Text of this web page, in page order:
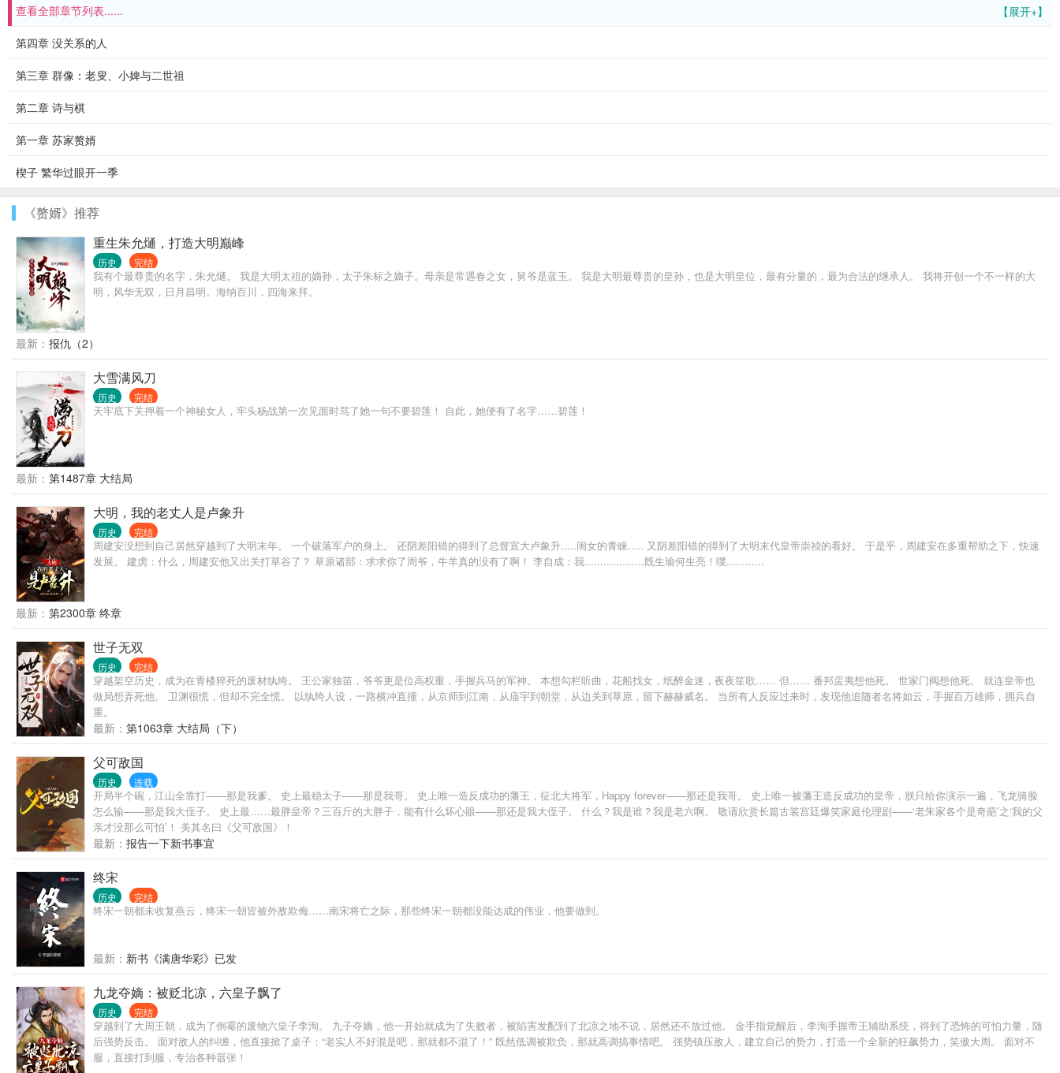
【展开+】
查看全部章节列表......
第四章 没关系的人
第三章 群像：老叟、小婢与二世祖
第二章 诗与棋
第一章 苏家赘婿
楔子 繁华过眼开一季
《赘婿》推荐
重生朱允熥，打造大明巅峰
历史 完结
我有个最尊贵的名字，朱允熥。 我是大明太祖的嫡孙，太子朱标之嫡子。母亲是常遇春之女，舅爷是蓝玉。 我是大明最尊贵的皇孙，也是大明皇位，最有分量的，最为合法的继承人。 我将开创一个不一样的大
明，风华无双，日月昌明。海纳百川，四海来拜。
最新： 报仇（2）
大雪满风刀
历史 完结
天牢底下关押着一个神秘女人，牢头杨战第一次见面时骂了她一句不要碧莲！ 自此，她便有了名字……碧莲！
最新： 第1487章 大结局
大明，我的老丈人是卢象升
历史 完结
周建安没想到自己居然穿越到了大明末年。 一个破落军户的身上。 还阴差阳错的得到了总督宣大卢象升.....闺女的青睐..... 又阴差阳错的得到了大明末代皇帝崇祯的看好。 于是乎，周建安在多重帮助之下，快速
发展。 建虏：什么，周建安他又出关打草谷了？ 草原诸部：求求你了周爷，牛羊真的没有了啊！ 李自成：我...................既生瑜何生亮！噗............
最新： 第2300章 终章
世子无双
历史 完结
穿越架空历史，成为在青楼猝死的废材纨绔。 王公家独苗，爷爷更是位高权重，手握兵马的军神。 本想勾栏听曲，花船找女，纸醉金迷，夜夜笙歌…… 但…… 番邦蛮夷想他死。 世家门阀想他死。 就连皇帝也
做局想弄死他。 卫渊很慌，但却不完全慌。 以纨绔人设，一路横冲直撞，从京师到江南，从庙宇到朝堂，从边关到草原，留下赫赫威名。 当所有人反应过来时，发现他追随者名将如云，手握百万雄师，拥兵自
重。
最新： 第1063章 大结局（下）
父可敌国
历史 连载
开局半个碗，江山全靠打——那是我爹。 史上最稳太子——那是我哥。 史上唯一造反成功的藩王，征北大将军，Happy forever——那还是我哥。 史上唯一被藩王造反成功的皇帝，朕只给你演示一遍，飞龙骑脸
怎么输——那是我大侄子。 史上最……最胖皇帝？三百斤的大胖子，能有什么坏心眼——那还是我大侄子。 什么？我是谁？我是老六啊。 敬请欣赏长篇古装宫廷爆笑家庭伦理剧——‘老朱家各个是奇葩’之‘我的父
亲才没那么可怕’！ 美其名曰《父可敌国》！
最新： 报告一下新书事宜
终宋
历史 完结
终宋一朝都未收复燕云，终宋一朝皆被外敌欺侮……南宋将亡之际，那些终宋一朝都没能达成的伟业，他要做到。
最新： 新书《满唐华彩》已发
九龙夺嫡：被贬北凉，六皇子飘了
历史 完结
穿越到了大周王朝，成为了倒霉的废物六皇子李洵。 九子夺嫡，他一开始就成为了失败者，被陷害发配到了北凉之地不说，居然还不放过他。 金手指觉醒后，李洵手握帝王辅助系统，得到了恐怖的可怕力量，随
后强势反击。 面对敌人的纠缠，他直接掀了桌子：“老实人不好混是吧，那就都不混了！” 既然低调被欺负，那就高调搞事情吧。 强势镇压敌人，建立自己的势力，打造一个全新的狂飙势力，笑傲大周。 面对不
服，直接打到服，专治各种嚣张！